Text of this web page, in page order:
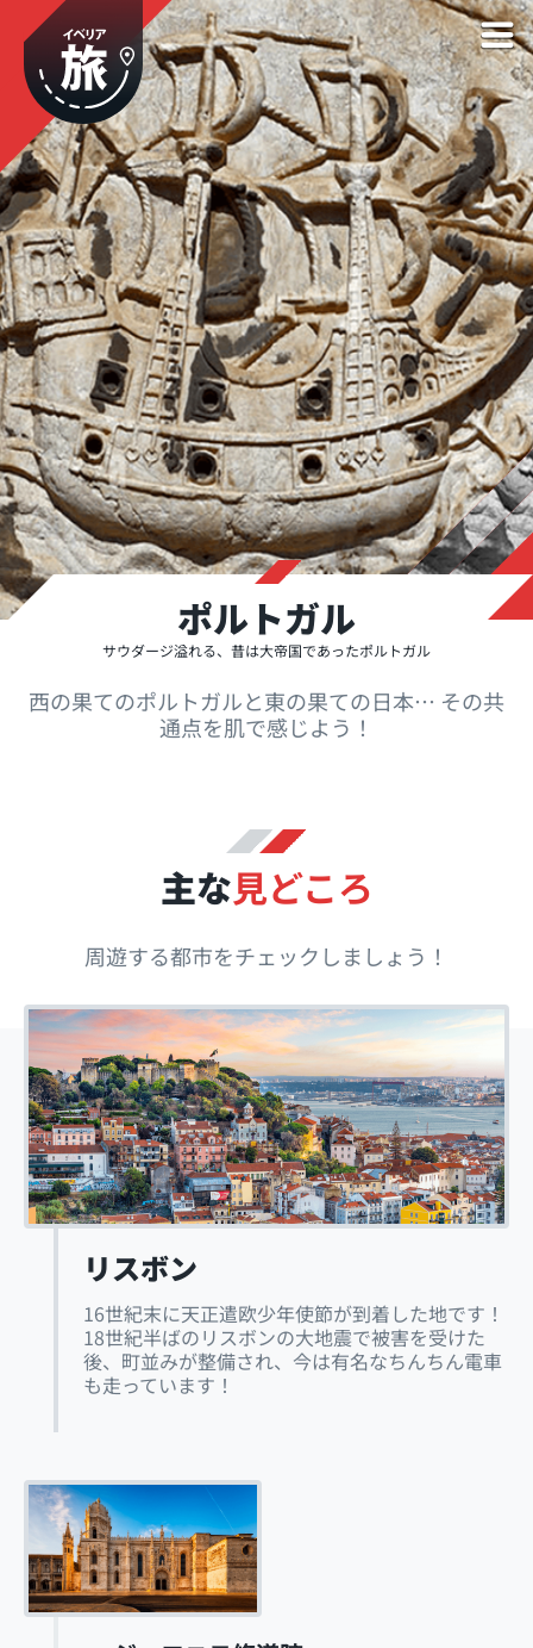
ポルトガル
サウダージ溢れる、昔は大帝国であったポルトガル
西の果てのポルトガルと東の果ての日本… その共
通点を肌で感じよう！
主な見どころ
周遊する都市をチェックしましょう！
リスボン
16世紀末に天正遣欧少年使節が到着した地です！
18世紀半ばのリスボンの大地震で被害を受けた
後、町並みが整備され、今は有名なちんちん電車
も走っています！